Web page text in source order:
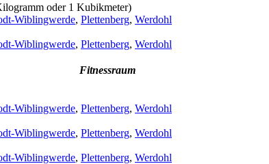
oder 1 Kubikmeter)
Wiblingwerde, Plettenberg, Werdohl
Wiblingwerde, Plettenberg, Werdohl
Fitnessraum
Wiblingwerde, Plettenberg, Werdohl
Wiblingwerde, Plettenberg, Werdohl
Wiblingwerde, Plettenberg, Werdohl